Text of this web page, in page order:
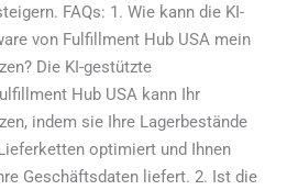
FAQs: 1. Wie kann die KI-
von Fulfillment Hub USA mein
Die KI-gestützte
Hub USA kann Ihr
indem sie Ihre Lagerbestände
optimiert und Ihnen
Geschäftsdaten liefert. 2. Ist die